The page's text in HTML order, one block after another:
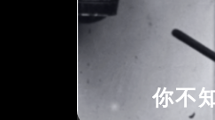
那些女性故事...